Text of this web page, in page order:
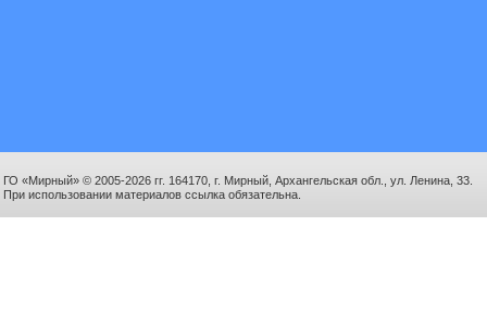
ГО «Мирный» © 2005-2026 гг. 164170, г. Мирный, Архангельская обл., ул. Ленина, 33.
При использовании материалов ссылка обязательна.